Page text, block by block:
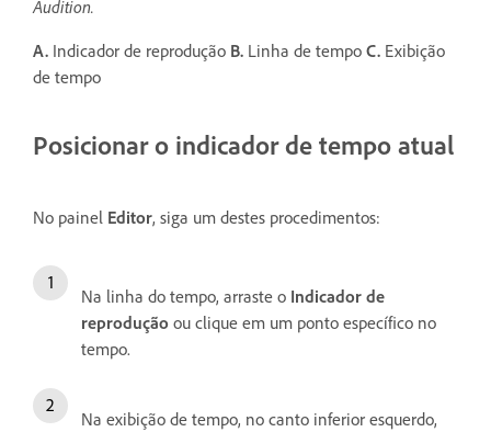
Audition.
A. Indicador de reprodução B. Linha de tempo C. Exibição
de tempo
Posicionar o indicador de tempo atual
No painel Editor, siga um destes procedimentos:
Na linha do tempo, arraste o Indicador de
reprodução ou clique em um ponto específico no
tempo.
Na exibição de tempo, no canto inferior esquerdo,